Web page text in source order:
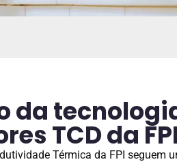
da
TCD da FPI
Térmica da FPI